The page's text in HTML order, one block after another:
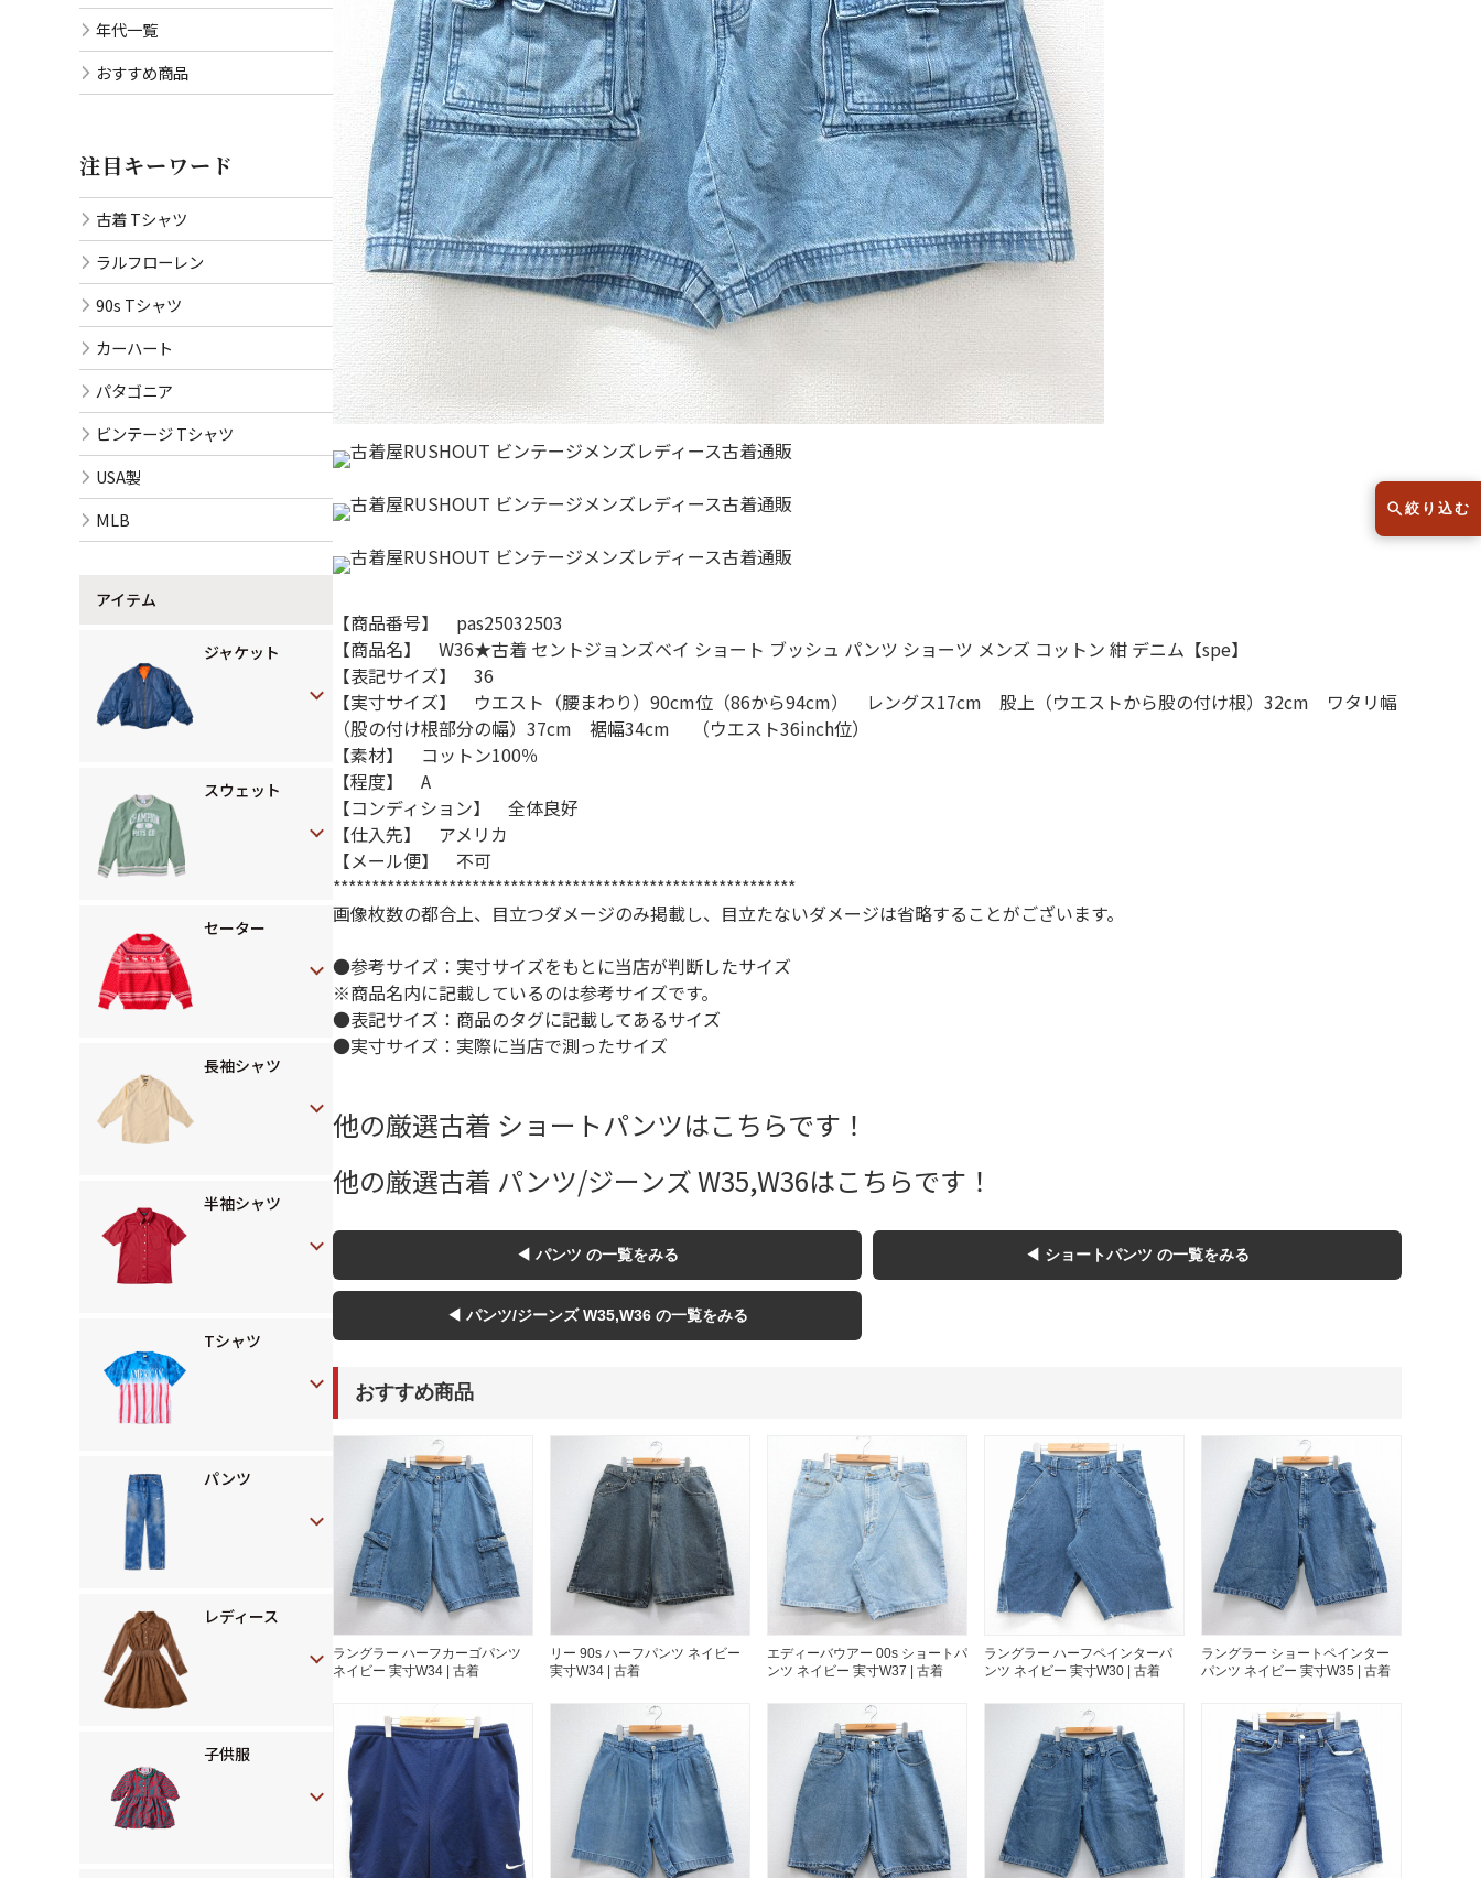
ハ行
マ行 ラ行
Search by Itemアイテムから探す
ジャケット スウェット
長袖シャツ 半袖シャツ
レディース
雑貨/小物
ジャケット XS S M L XL
XS S
Tシャツ XS S M
バンド
Tシャツ
ボロ ミリタリー
Search by Period年代から探す
90年代 80年代
60年代 50年代 40年代
すべての年代を見る
週刊ラッシュアウト新聞
古着コラム
【商品番号】 pas25032503
【商品名】 W36★古着 セントジョンズベイ ショート ブッシュ パンツ ショーツ メンズ コットン 紺 デニム【spe】
【表記サイズ】 36
【実寸サイズ】 ウエスト（腰まわり）90cm位（86から94cm） レングス17cm 股上（ウエストから股の付け根）32cm ワタリ幅
（股の付け根部分の幅）37cm 裾幅34cm （ウエスト36inch位）
【素材】 コットン100％
【程度】 A
【コンディション】 全体良好
【仕入先】 アメリカ
【メール便】 不可
************************************************************
画像枚数の都合上、目立つダメージのみ掲載し、目立たないダメージは省略することがございます。
●参考サイズ：実寸サイズをもとに当店が判断したサイズ
※商品名内に記載しているのは参考サイズです。
●表記サイズ：商品のタグに記載してあるサイズ
●実寸サイズ：実際に当店で測ったサイズ
他の厳選古着 ショートパンツはこちらです！
他の厳選古着 パンツ/ジーンズ W35,W36はこちらです！
◀ パンツ の一覧をみる ◀ ショートパンツ の一覧をみる
◀ パンツ/ジーンズ W35,W36 の一覧をみる
おすすめ商品
ラングラー ハーフカーゴパンツ
ネイビー 実寸W34 | 古着
リー 90s ハーフパンツ ネイビー
実寸W34 | 古着
エディーバウアー 00s ショートパ
ンツ ネイビー 実寸W37 | 古着
ラングラー ハーフペインターパ
ンツ ネイビー 実寸W30 | 古着
ラングラー ショートペインター
パンツ ネイビー 実寸W35 | 古着
年代一覧
おすすめ商品
注目キーワード
古着 Tシャツ
ラルフローレン
90s Tシャツ
カーハート
パタゴニア
ビンテージ Tシャツ
USA製
MLB
アイテム
ジャケット
スウェット
セーター
長袖シャツ
半袖シャツ
Tシャツ
パンツ
レディース
子供服
絞り込む